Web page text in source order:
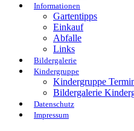
Informationen
Gartentipps
Einkauf
Abfalle
Links
Bildergalerie
Kindergruppe
Kindergruppe
Bildergalerie
Datenschutz
Impressum